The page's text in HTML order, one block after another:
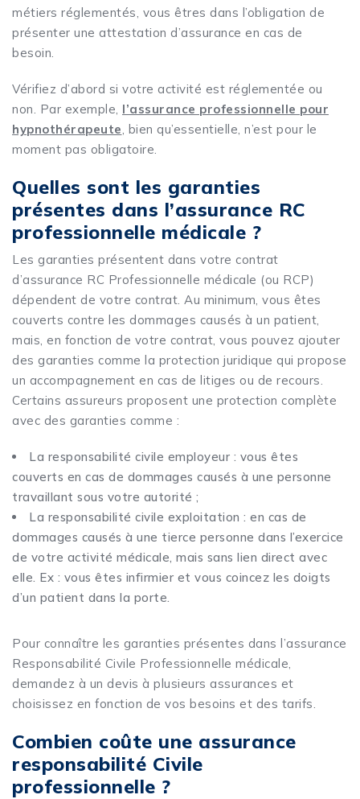
métiers réglementés, vous êtres dans l’obligation de
présenter une attestation d’assurance en cas de
besoin.
Vérifiez d’abord si votre activité est réglementée ou
non. Par exemple, l’assurance professionnelle pour
hypnothérapeute, bien qu’essentielle, n’est pour le
moment pas obligatoire.
Quelles sont les garanties
présentes dans l’assurance RC
professionnelle médicale ?
Les garanties présentent dans votre contrat
d’assurance RC Professionnelle médicale (ou RCP)
dépendent de votre contrat. Au minimum, vous êtes
couverts contre les dommages causés à un patient,
mais, en fonction de votre contrat, vous pouvez ajouter
des garanties comme la protection juridique qui propose
un accompagnement en cas de litiges ou de recours.
Certains assureurs proposent une protection complète
avec des garanties comme :
La responsabilité civile employeur : vous êtes
couverts en cas de dommages causés à une personne
travaillant sous votre autorité ;
La responsabilité civile exploitation : en cas de
dommages causés à une tierce personne dans l’exercice
de votre activité médicale, mais sans lien direct avec
elle. Ex : vous êtes infirmier et vous coincez les doigts
d’un patient dans la porte.
Pour connaître les garanties présentes dans l’assurance
Responsabilité Civile Professionnelle médicale,
demandez à un devis à plusieurs assurances et
choisissez en fonction de vos besoins et des tarifs.
Combien coûte une assurance
responsabilité Civile
professionnelle ?